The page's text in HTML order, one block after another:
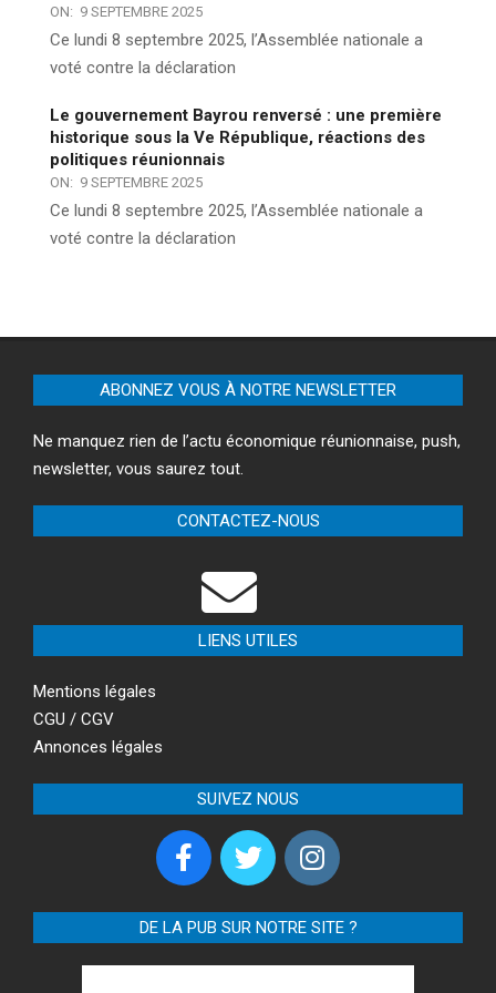
ON: 9 SEPTEMBRE 2025
Ce lundi 8 septembre 2025, l’Assemblée nationale a
voté contre la déclaration
Le gouvernement Bayrou renversé : une première
historique sous la Ve République, réactions des
politiques réunionnais
ON: 9 SEPTEMBRE 2025
Ce lundi 8 septembre 2025, l’Assemblée nationale a
voté contre la déclaration
ABONNEZ VOUS À NOTRE NEWSLETTER
Ne manquez rien de l’actu économique réunionnaise, push,
newsletter, vous saurez tout.
CONTACTEZ-NOUS
LIENS UTILES
Mentions légales
CGU / CGV
Annonces légales
SUIVEZ NOUS
DE LA PUB SUR NOTRE SITE ?